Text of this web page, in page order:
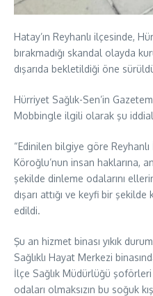
Hatay’ın Reyhanlı ilçesinde,
bırakmadığı skandal olayda
dışarıda bekletildiği öne
Hürriyet Sağlık-Sen’in
Mobbingle ilgili olarak şu
“Edinilen bilgiye göre
Köroğlu’nun insan haklarına,
şekilde dinleme odalarını
dışarı attığı ve keyfi bir
edildi.
Şu an hizmet binası yıkık
Sağlıklı Hayat Merkezi
İlçe Sağlık Müdürlüğü şoförleri
odaları olmaksızın bu soğuk